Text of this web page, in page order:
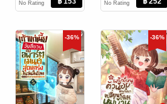
ซุปตาร์! เล่ม 13
No Rating
สุด! เล่ม 18
No Rating
-36% -36%